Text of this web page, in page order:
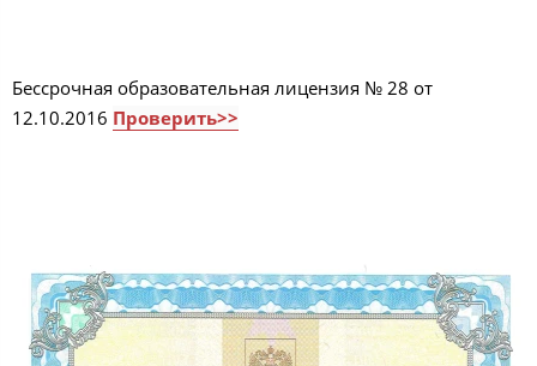
Бессрочная образовательная лицензия № 28 от
12.10.2016 Проверить>>